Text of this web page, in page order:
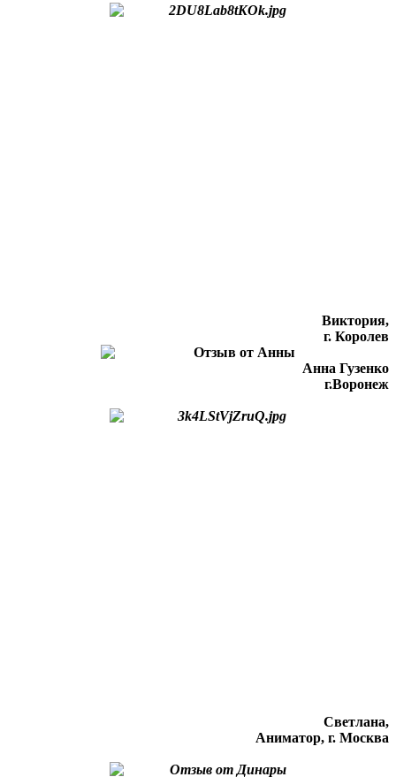
Виктория,
г. Королев
Анна Гузенко
г.Воронеж
Светлана,
Аниматор, г. Москва